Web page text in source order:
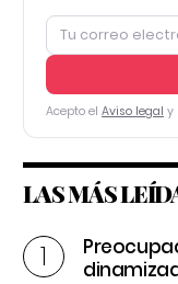
Acepto el Aviso legal y
LAS MÁS